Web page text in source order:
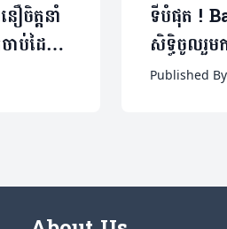
ចិត្តនាំ
ាប់ដៃគូ
ន
ទីបំផុត !
សិទ្ធិចូលរួម
Published